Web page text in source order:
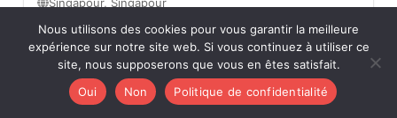
Singapour, Singapour
Annulation gratuite
à partir de 184,70 €
Réservez maintenant
Nous utilisons des cookies pour vous garantir la meilleure
expérience sur notre site web. Si vous continuez à utiliser ce
site, nous supposerons que vous en êtes satisfait.
Oui
Non Politique de confidentialité